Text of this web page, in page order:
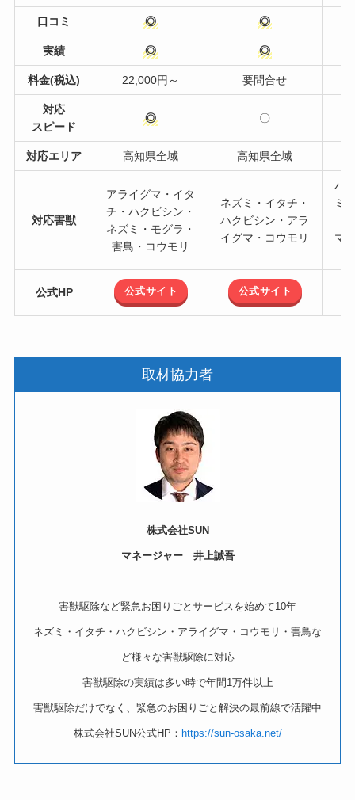
口コミ ◎ ◎
実績 ◎ ◎
料金(税込) 22,000円～ 要問合せ
対応
スピード
◎ 〇
対応エリア 高知県全域 高知県全域
対応害獣
アライグマ・イタ
チ・ハクビシン・
ネズミ・モグラ・
害鳥・コウモリ
ネズミ・イタチ・
ハクビシン・アラ
イグマ・コウモリ
ハ
ミ
マ
公式HP 公式サイト 公式サイト
取材協力者
株式会社SUN
マネージャー 井上誠吾
害獣駆除など緊急お困りごとサービスを始めて10年
ネズミ・イタチ・ハクビシン・アライグマ・コウモリ・害鳥な
ど様々な害獣駆除に対応
害獣駆除の実績は多い時で年間1万件以上
害獣駆除だけでなく、緊急のお困りごと解決の最前線で活躍中
株式会社SUN公式HP： https://sun-osaka.net/